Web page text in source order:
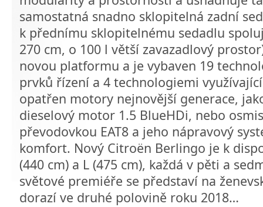
samostatná snadno sklopitelná zadní
k přednímu sklopitelnému sedadlu
270 cm, o 100 l větší zavazadlový
novou platformu a je vybaven 19
prvků řízení a 4 technologiemi
opatřen motory nejnovější generace,
dieselový motor 1.5 BlueHDi, nebo
převodovkou EAT8 a jeho nápravový
komfort. Nový Citroën Berlingo je k
(440 cm) a L (475 cm), každá v pěti a
světové premiéře se představí na
dorazí ve druhé polovině roku 2018…